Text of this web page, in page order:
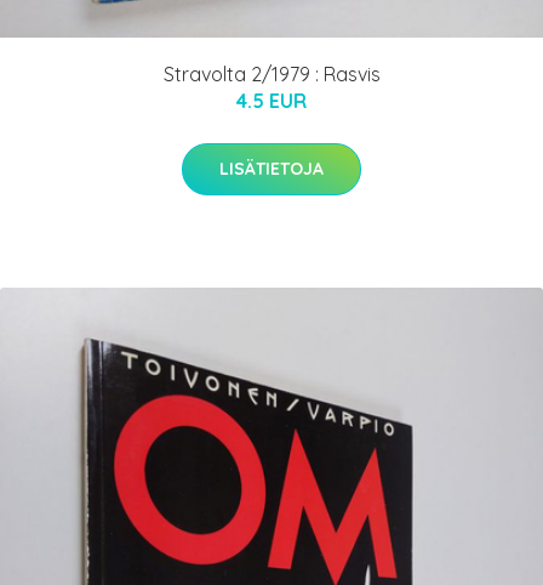
Stravolta 2/1979 : Rasvis
4.5 EUR
LISÄTIETOJA